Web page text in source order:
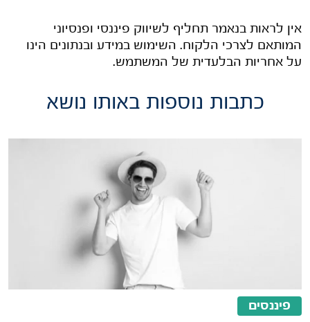
אין לראות בנאמר תחליף לשיווק פיננסי ופנסיוני
המותאם לצרכי הלקוח. השימוש במידע ובנתונים הינו
על אחריות הבלעדית של המשתמש.
כתבות נוספות באותו נושא
פיננסים